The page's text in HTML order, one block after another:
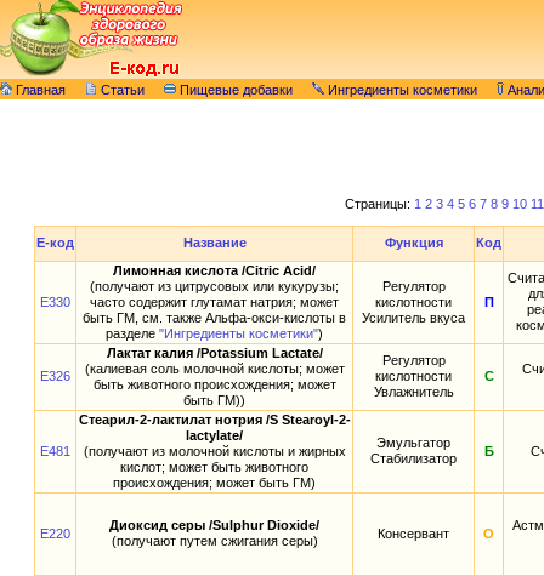
Главная Статьи Пищевые добавки Ингредиенты косметики
Страницы: 1 2 3 4 5 6 7 8 9 10 11
E-код Название Функция Код
E330
Лимонная кислота /Citric Acid/
(получают из цитрусовых или кукурузы;
часто содержит глутамат натрия; может
быть ГМ, см. также Альфа-окси-кислоты в
разделе "Ингредиенты косметики")
Регулятор
кислотности
Усилитель вкуса
П
E326
Лактат калия /Potassium Lactate/
(калиевая соль молочной кислоты; может
быть животного происхождения; может
быть ГМ))
Регулятор
кислотности
Увлажнитель
С
E481
Стеарил-2-лактилат нотрия /S Stearoyl-2-
lactylate/
(получают из молочной кислоты и жирных
кислот; может быть животного
происхождения; может быть ГМ)
Эмульгатор
Стабилизатор
Б
E220
Диоксид серы /Sulphur Dioxide/
(получают путем сжигания серы)
Консервант О